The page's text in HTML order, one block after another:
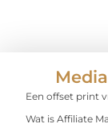
Media
Een offset print
Wat is Affiliate